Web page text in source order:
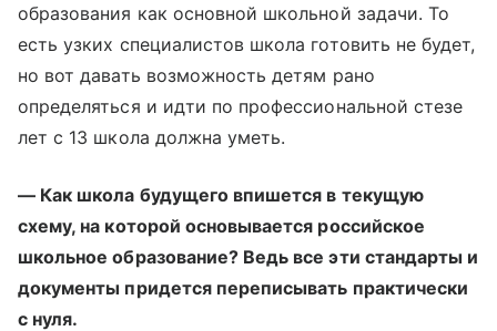
образования как основной школьной задачи. То
есть узких специалистов школа готовить не будет,
но вот давать возможность детям рано
определяться и идти по профессиональной стезе
лет с 13 школа должна уметь.
— Как школа будущего впишется в текущую
схему, на которой основывается российское
школьное образование? Ведь все эти стандарты и
документы придется переписывать практически
с нуля.